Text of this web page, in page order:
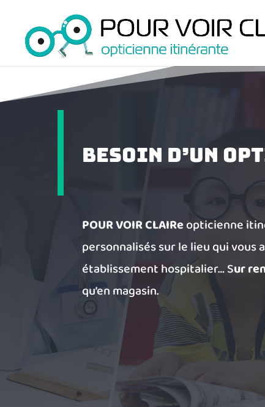
Besoin d’un
POUR VOIR CLAIReopticienne
personnalisés sur le lieu qui vous
établissementhospitalier… Sur
qu’en magasin.